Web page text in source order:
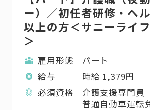
ー）／初任者研修・ヘ
以上の方＜サニーライ
＞
雇用形態
パート
給与
時給 1,379円
必須資格
介護支援専門員
普通自動車運転